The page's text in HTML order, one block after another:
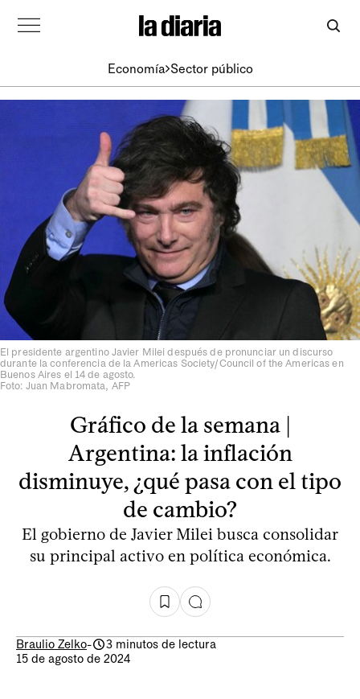
Economía Sector público
El presidente argentino Javier Milei después de pronunciar un discurso
durante la conferencia de la Americas Society/Council of the Americas en
Buenos Aires el 14 de agosto.
Foto: Juan Mabromata, AFP
Gráfico de la semana |
Argentina: la inflación
disminuye, ¿qué pasa con el tipo
de cambio?
El gobierno de Javier Milei busca consolidar
su principal activo en política económica.
Braulio Zelko-
3 minutos de lectura
15 de agosto de 2024